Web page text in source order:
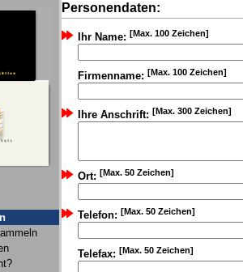
Personendaten:
Ihr Name: [Max. 100 Zeichen]
Firmenname: [Max. 100 Zeichen]
Ihre Anschrift: [Max. 300 Zeichen]
Ort: [Max. 50 Zeichen]
Telefon: [Max. 50 Zeichen]
Telefax: [Max. 50 Zeichen]